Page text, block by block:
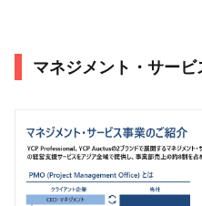
マネジメント・サー